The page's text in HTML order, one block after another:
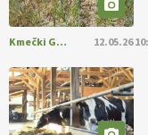
Kmečki Glas 12.05.26